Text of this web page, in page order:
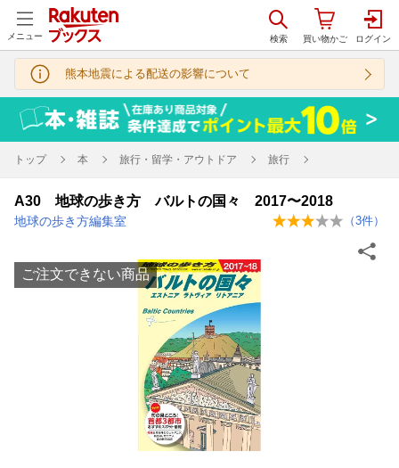
メニュー
熊本地震による配送の影響について
トップ 本 旅行・留学・アウトドア 旅行
A30 地球の歩き方 バルトの国々 2017〜2018
地球の歩き方編集室 （3件）
ご注文できない商品